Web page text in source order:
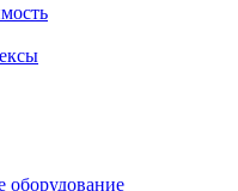
оборудование